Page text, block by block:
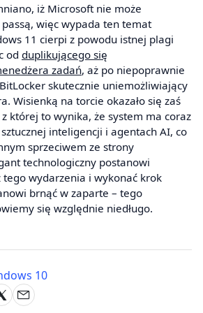
iż Microsoft nie może
więc wypada ten temat
11 cierpi z powodu istnej plagi
od duplikującego się
zadań, aż po niepoprawnie
skutecznie uniemożliwiający
Wisienką na torcie okazało się zaś
której to wynika, że system ma coraz
inteligencji i agentach AI, co
sprzeciwem ze strony
technologiczny postanowi
tego wydarzenia i wykonać krok
brnąć w zaparte – tego
się względnie niedługo.
10